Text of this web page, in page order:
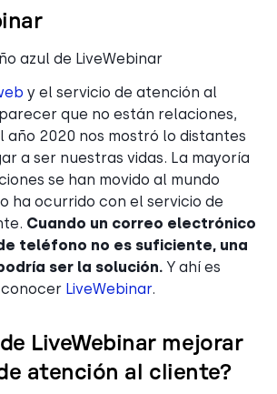
y el servicio de atención al
que no están relaciones,
año 2020 nos mostró lo distantes
a ser nuestras vidas. La mayoría
se han movido al mundo
ha ocurrido con el servicio de
Cuando un correo electrónico
teléfono no es suficiente, una
ser la solución. Y ahí es
LiveWebinar.
LiveWebinar mejorar
atención al cliente?